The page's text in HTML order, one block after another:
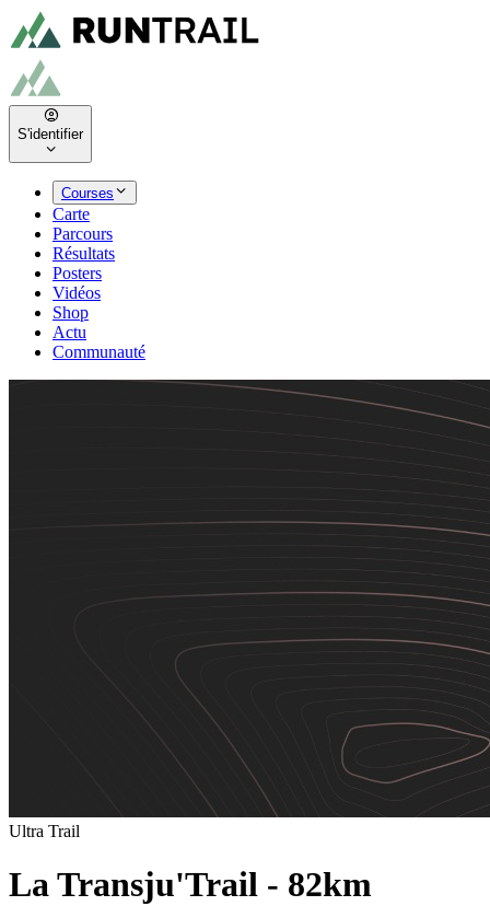
S'identifier
Courses
Carte
Parcours
Résultats
Posters
Vidéos
Shop
Actu
Communauté
Ultra Trail
La Transju'Trail - 82km